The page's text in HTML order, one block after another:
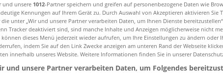
und unsere 1012-Partner speichern und greifen auf personenbezogene Daten wie
Kennungen auf Ihrem Gerät zu. Durch Auswahl von Akzeptieren aktivieren Sie
unter „Wir und unsere Partner verarbeiten Daten, um Ihnen Dienste
Tracker deaktiviert sind, sind manche Inhalte und Anzeigen möglicherweise nicht
können dieses Menü jederzeit wieder aufrufen, um Ihre Einstellungen zu ändern oder
indem Sie auf den Link Zwecke anzeigen am unteren Rand der Webseite
innerhalb unseres Website. Weitere Informationen finden Sie in unserer
und unsere Partner verarbeiten Daten, um Folgendes